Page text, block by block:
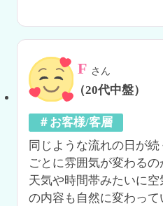
F さん
（20代中盤）
＃お客様/客層
同じような流れの日が
ごとに雰囲気が変わる
天気や時間帯みたいに
の内容も自然に変わって